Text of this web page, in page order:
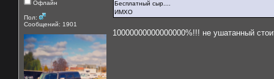
Офлайн
Пол:
Сообщений: 1901
Бесплатный сыр....
ИМХО
10000000000000000%!!! не ушатанный